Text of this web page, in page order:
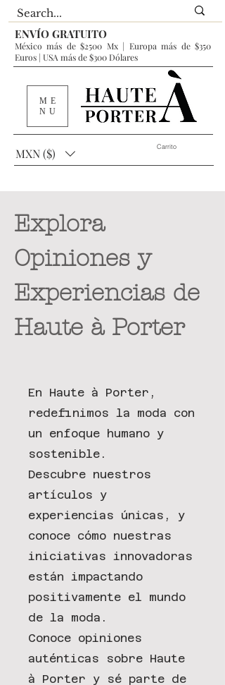
ENVÍO GRATUITO
México más de $2500 Mx | Europa más de $350
Euros | USA más de $300 Dólares
Carrito
ME
NU
MXN ($)
Explora
Opiniones y
Experiencias de
Haute à Porter
En Haute à Porter,
redefinimos la moda con
un enfoque humano y
sostenible.
Descubre nuestros
artículos y
experiencias únicas, y
conoce cómo nuestras
iniciativas innovadoras
están impactando
positivamente el mundo
de la moda.
Conoce opiniones
auténticas sobre Haute
à Porter y sé parte de